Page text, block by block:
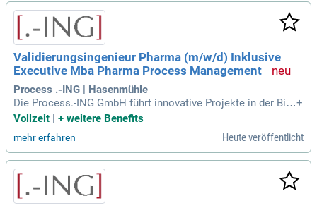
Validierungsingenieur Pharma (m/w/d) Inklusive
Executive Mba Pharma Process Management
Process .-ING | Hasenmühle
Die Process.-ING GmbH führt innovative Projekte in der Bio-
und Pharmaprozesstechnik. Gestalten Sie mit uns die Phar
n Biopharmazeutika und sterilen Arzneimitteln. Bewerben Si
e sich jetzt!
+
Vollzeit | + weitere Benefits
mehr erfahren Heute veröffentlicht